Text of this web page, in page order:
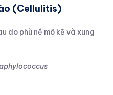
(Cellulitis)
do phù nề mô kẽ và xung